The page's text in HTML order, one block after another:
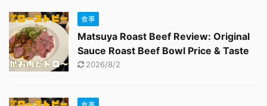
食事
Matsuya Roast Beef Review: Original
Sauce Roast Beef Bowl Price & Taste
2026/8/2